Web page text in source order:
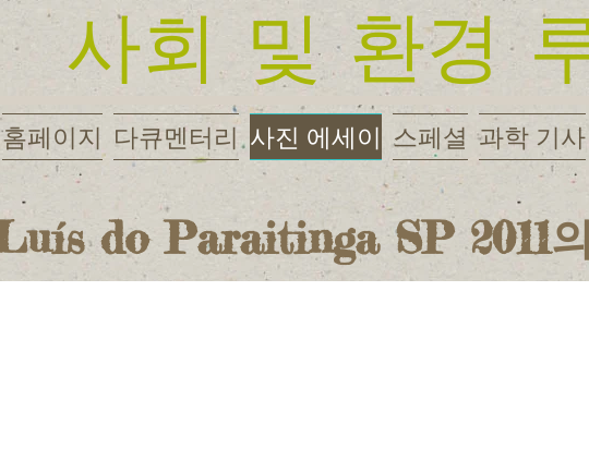
사회 및 환경
홈페이지 다큐멘터리 사진 에세이 스페셜 과학 기사
do Paraitinga SP 2011